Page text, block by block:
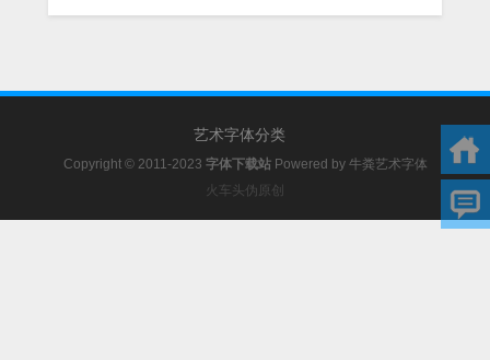
艺术字体分类
Copyright © 2011-2023 字体下载站 Powered by 牛粪艺术字体
火车头伪原创